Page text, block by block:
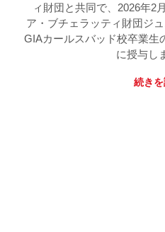
ィ財団と共同で、2026年2
ア・ブチェラッティ財団ジ
GIAカールスバッド校卒業生
に授与し
続き